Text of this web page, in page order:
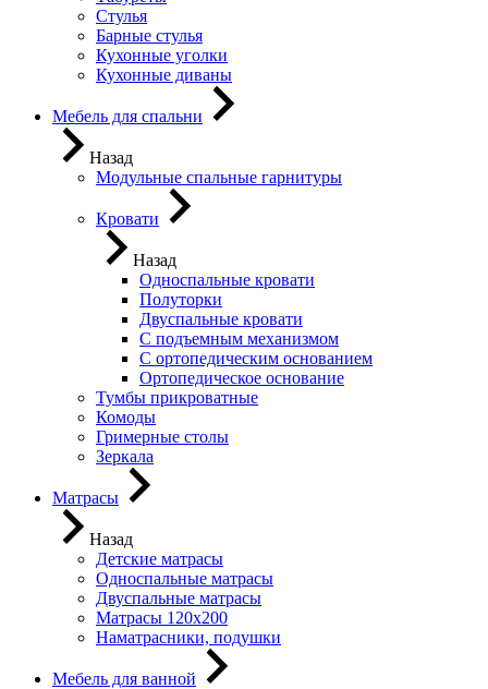
Стулья
Барные стулья
Кухонные уголки
Кухонные диваны
Мебель для спальни
Назад
Модульные спальные гарнитуры
Кровати
Назад
Односпальные кровати
Полуторки
Двуспальные кровати
С подъемным механизмом
С ортопедическим основанием
Ортопедическое основание
Тумбы прикроватные
Комоды
Гримерные столы
Зеркала
Матрасы
Назад
Детские матрасы
Односпальные матрасы
Двуспальные матрасы
Матрасы 120х200
Наматрасники, подушки
Мебель для ванной